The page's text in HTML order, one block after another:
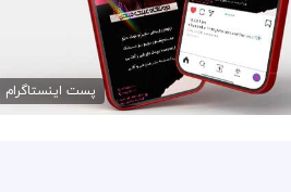
طرح اینستاگرام فروشگاه...
50,000 تومان
پست اینستاگرام